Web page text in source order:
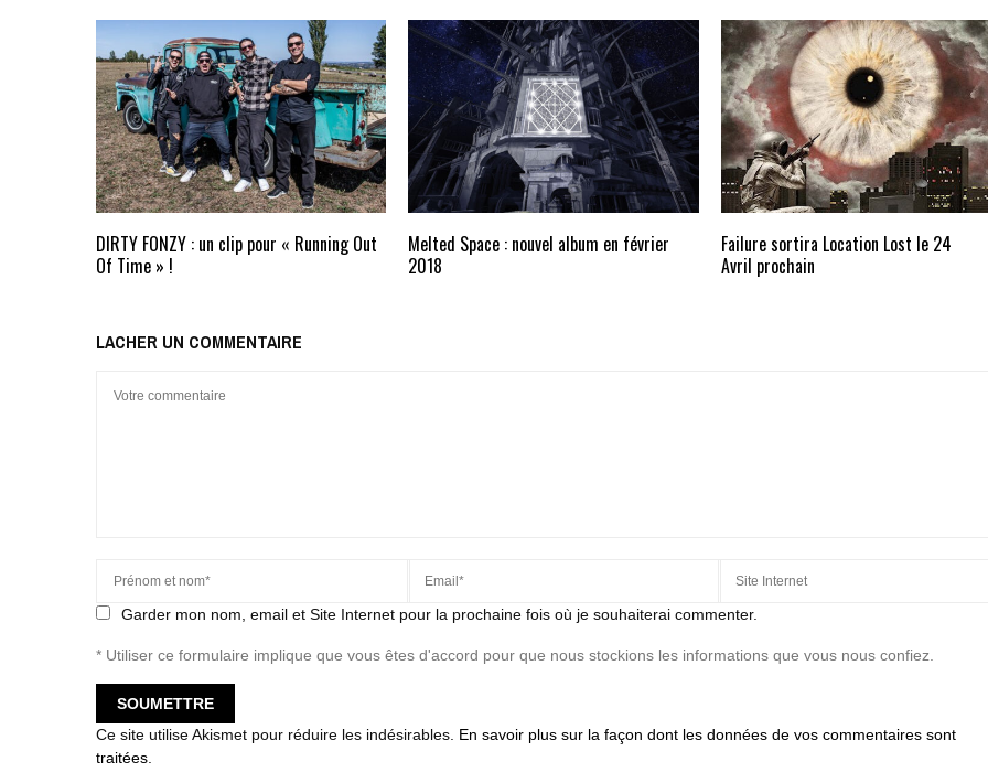
DIRTY FONZY : un clip pour « Running Out
Of Time » !
Melted Space : nouvel album en février
2018
Failure sortira Location Lost le 24
Avril prochain
LACHER UN COMMENTAIRE
Garder mon nom, email et Site Internet pour la prochaine fois où je souhaiterai commenter.
* Utiliser ce formulaire implique que vous êtes d'accord pour que nous stockions les informations que vous nous confiez.
Ce site utilise Akismet pour réduire les indésirables. En savoir plus sur la façon dont les données de vos commentaires sont
traitées.